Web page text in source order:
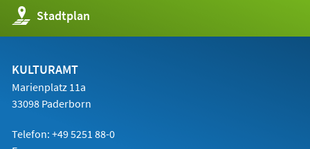
Stadtplan
(Öffnet
in
einem
Tab)
KULTURAMT
Marienplatz 11a
33098 Paderborn
Telefon: +49 5251 88-0